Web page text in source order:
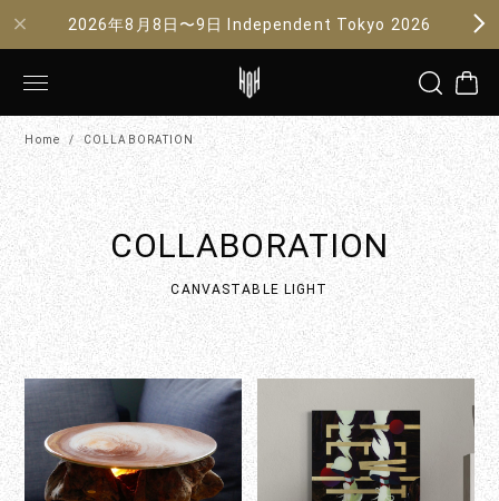
2026年8月8日〜9日 Independent Tokyo 2026
Home COLLABORATION
COLLABORATION
CANVASTABLE LIGHT